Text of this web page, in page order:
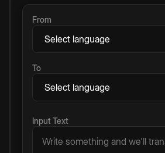
From
To
Input Text